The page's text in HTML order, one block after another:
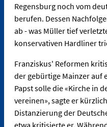
Regensburg noch vom
berufen. Dessen
ab - was Müller tief
konservativen Hardliner
Franziskus' Reformen
der gebürtige Mainzer auf
Papst solle die «Kirche in
vereinen», sagte er
Distanzierung der